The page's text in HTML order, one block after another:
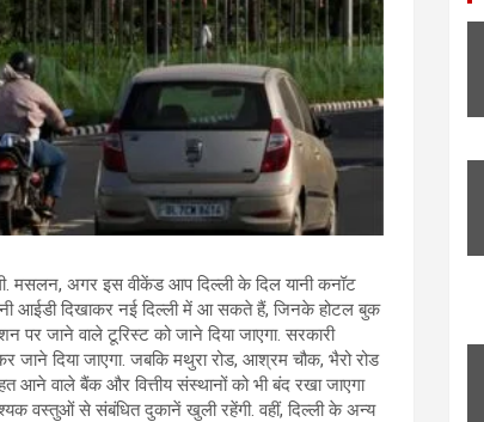
मसलन, अगर इस वीकेंड आप दिल्ली के दिल यानी कनॉट
आईडी दिखाकर नई दिल्ली में आ सकते हैं, जिनके होटल बुक
जाने वाले टूरिस्ट को जाने दिया जाएगा. सरकारी
जाने दिया जाएगा. जबकि मथुरा रोड, आश्रम चौक, भैरो रोड
आने वाले बैंक और वित्तीय संस्थानों को भी बंद रखा जाएगा
वस्तुओं से संबंधित दुकानें खुली रहेंगी. वहीं, दिल्ली के अन्य